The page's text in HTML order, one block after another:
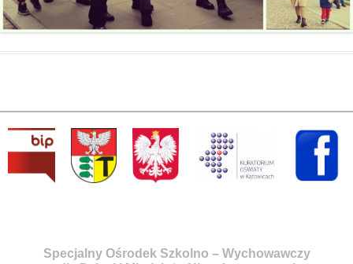
Specjalny Ośrodek Szkolno – Wychowawczy